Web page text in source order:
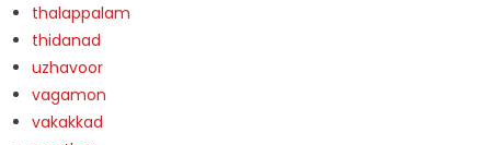
thalappalam
thidanad
uzhavoor
vagamon
vakakkad